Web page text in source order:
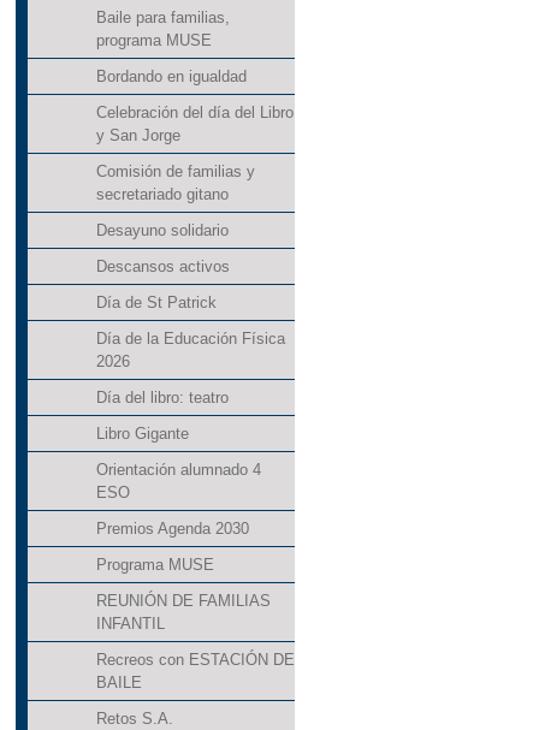
Baile para familias,
programa MUSE
Bordando en igualdad
Celebración del día del Libro
y San Jorge
Comisión de familias y
secretariado gitano
Desayuno solidario
Descansos activos
Día de St Patrick
Día de la Educación Física
2026
Día del libro: teatro
Libro Gigante
Orientación alumnado 4
ESO
Premios Agenda 2030
Programa MUSE
REUNIÓN DE FAMILIAS
INFANTIL
Recreos con ESTACIÓN DE
BAILE
Retos S.A.